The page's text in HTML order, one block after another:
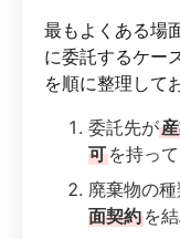
最もよくある場
に委託するケー
を順に整理して
委託先が
可 を持っ
廃棄物の
面契約 を